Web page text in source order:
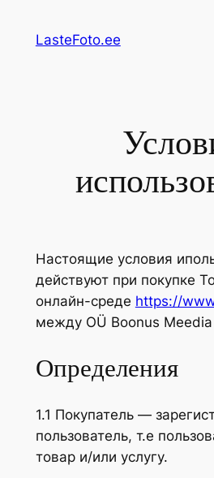
LasteFoto.ee
Настоящие условия
действуют при покупке
онлайн-среде https://
между OÜ Boonus
Определения
1.1 Покупатель —
пользователь, т.е
товар и/или услугу.